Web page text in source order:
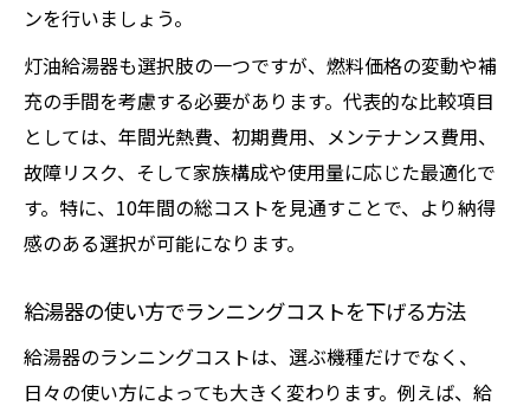
ンを行いましょう。
灯油給湯器も選択肢の一つですが、燃料価格の変動や補
充の手間を考慮する必要があります。代表的な比較項目
としては、年間光熱費、初期費用、メンテナンス費用、
故障リスク、そして家族構成や使用量に応じた最適化で
す。特に、10年間の総コストを見通すことで、より納得
感のある選択が可能になります。
給湯器の使い方でランニングコストを下げる方法
給湯器のランニングコストは、選ぶ機種だけでなく、
日々の使い方によっても大きく変わります。例えば、給